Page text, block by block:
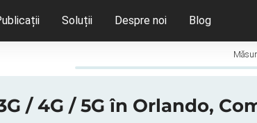
Soluții Despre noi Blog
/ 4G / 5G în Orlando,